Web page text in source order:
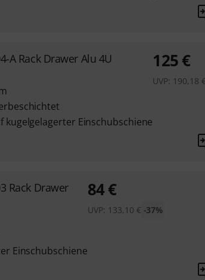
A Rack Drawer Alu 4U
kugelgelagerter Einschubschiene
125€
UVP: 190,18 €
Rack Drawer
Einschubschiene
84€
UVP: 133,10 € -37%